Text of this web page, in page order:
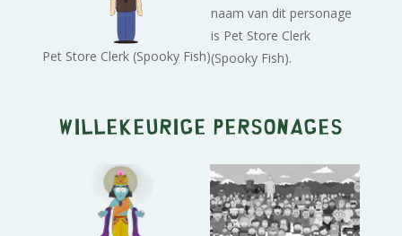
Pet Store Clerk (Spooky Fish)
naam van dit personage
is Pet Store Clerk
(Spooky Fish).
Willekeurige personages